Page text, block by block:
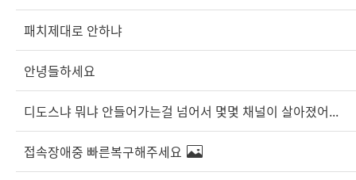
패치제대로 안하냐
안녕들하세요
디도스냐 뭐냐 안들어가는걸 넘어서 몇몇 채널이 살아졌어...
접속장애중 빠른복구해주세요